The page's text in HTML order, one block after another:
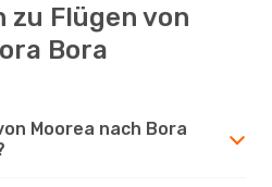
zu Flügen von
Bora
Moorea nach Bora